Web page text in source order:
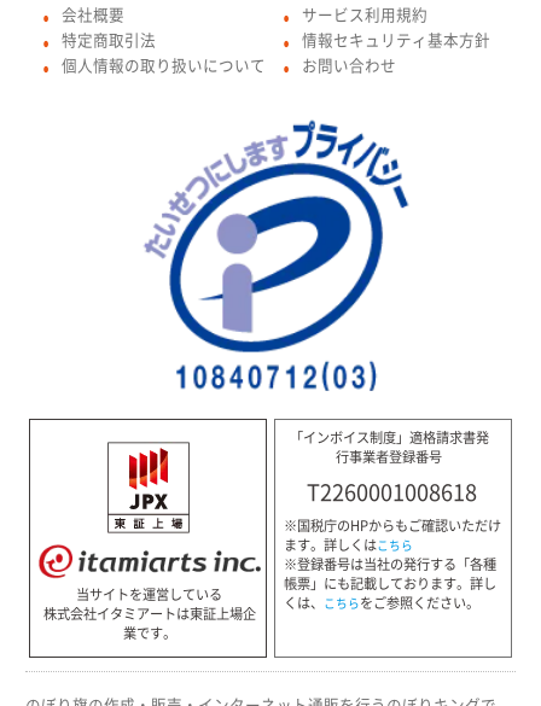
● 会社概要
● 特定商取引法
● 個人情報の取り扱いについて
● サービス利用規約
● 情報セキュリティ基本方針
● お問い合わせ
当サイトを運営している
株式会社イタミアートは東証上場企
業です。
「インボイス制度」適格請求書発
行事業者登録番号
T2260001008618
※国税庁のHPからもご確認いただけ
ます。詳しくはこちら
※登録番号は当社の発行する「各種
帳票」にも記載しております。詳し
くは、 こちらをご参照ください。